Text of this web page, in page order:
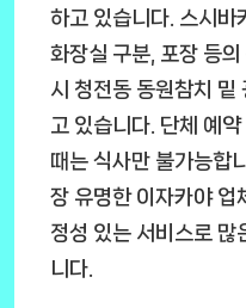
하고 있습니다. 스시바
화장실 구분, 포장 등
시 청전동 동원참치 밑
고 있습니다. 단체 예
때는 식사만 불가능합
장 유명한 이자카야 업
정성 있는 서비스로 많
니다.